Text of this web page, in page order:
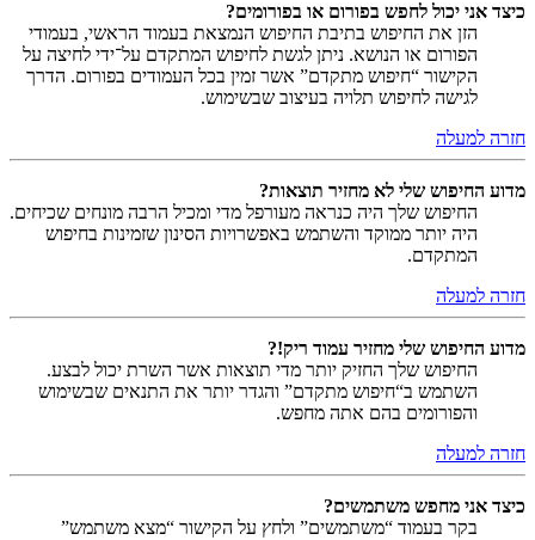
כיצד אני יכול לחפש בפורום או בפורומים?
הזן את החיפוש בתיבת החיפוש הנמצאת בעמוד הראשי, בעמודי
הפורום או הנושא. ניתן לגשת לחיפוש המתקדם על־ידי לחיצה על
הקישור “חיפוש מתקדם” אשר זמין בכל העמודים בפורום. הדרך
לגישה לחיפוש תלויה בעיצוב שבשימוש.
חזרה למעלה
מדוע החיפוש שלי לא מחזיר תוצאות?
החיפוש שלך היה כנראה מעורפל מדי ומכיל הרבה מונחים שכיחים.
היה יותר ממוקד והשתמש באפשרויות הסינון שזמינות בחיפוש
המתקדם.
חזרה למעלה
מדוע החיפוש שלי מחזיר עמוד ריק!?
החיפוש שלך החזיק יותר מדי תוצאות אשר השרת יכול לבצע.
השתמש ב“חיפוש מתקדם” והגדר יותר את התנאים שבשימוש
והפורומים בהם אתה מחפש.
חזרה למעלה
כיצד אני מחפש משתמשים?
בקר בעמוד “משתמשים” ולחץ על הקישור “מצא משתמש”